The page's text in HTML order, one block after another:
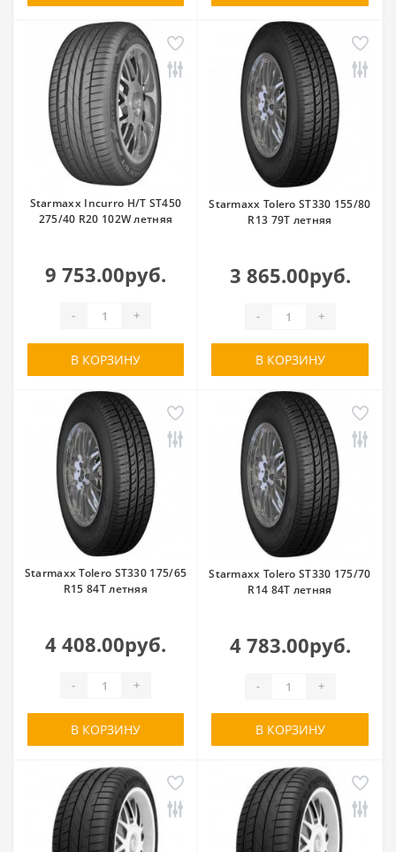
Starmaxx Incurro H/T ST450
275/40 R20 102W летняя
9 753.00руб.
- +
В КОРЗИНУ
Starmaxx Tolero ST330 155/80
R13 79T летняя
3 865.00руб.
- +
В КОРЗИНУ
Starmaxx Tolero ST330 175/65
R15 84T летняя
4 408.00руб.
- +
В КОРЗИНУ
Starmaxx Tolero ST330 175/70
R14 84T летняя
4 783.00руб.
- +
В КОРЗИНУ